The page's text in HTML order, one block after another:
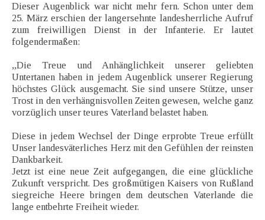
Dieser Augenblick war nicht mehr fern. Schon unter dem
25. März erschien der langersehnte landesherrliche Aufruf
zum freiwilligen Dienst in der Infanterie. Er lautet
folgendermaßen:
„Die Treue und Anhänglichkeit unserer geliebten
Untertanen haben in jedem Augenblick unserer Regierung
höchstes Glück ausgemacht. Sie sind unsere Stütze, unser
Trost in den verhängnisvollen Zeiten gewesen, welche ganz
vorzüglich unser teures Vaterland belastet haben.
Diese in jedem Wechsel der Dinge erprobte Treue erfüllt
Unser landesväterliches Herz mit den Gefühlen der reinsten
Dankbarkeit.
Jetzt ist eine neue Zeit aufgegangen, die eine glückliche
Zukunft verspricht. Des großmütigen Kaisers von Rußland
siegreiche Heere bringen dem deutschen Vaterlande die
lange entbehrte Freiheit wieder.